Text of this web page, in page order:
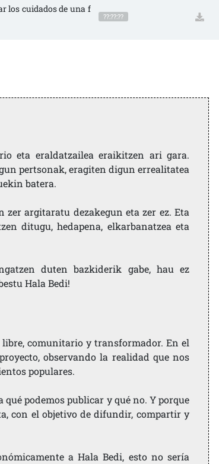
los cuidados de una f
??:??:??
eta eraldatzailea eraikitzen ari gara.
pertsonak, eragiten digun errealitatea
batera.
argitaratu dezakegun eta zer ez. Eta
ditugu, hedapena, elkarbanatzea eta
duten bazkiderik gabe, hau ez
Hala Bedi!
comunitario y transformador. En el
observando la realidad que nos
populares.
podemos publicar y qué no. Y porque
con el objetivo de difundir, compartir y
a Hala Bedi, esto no sería